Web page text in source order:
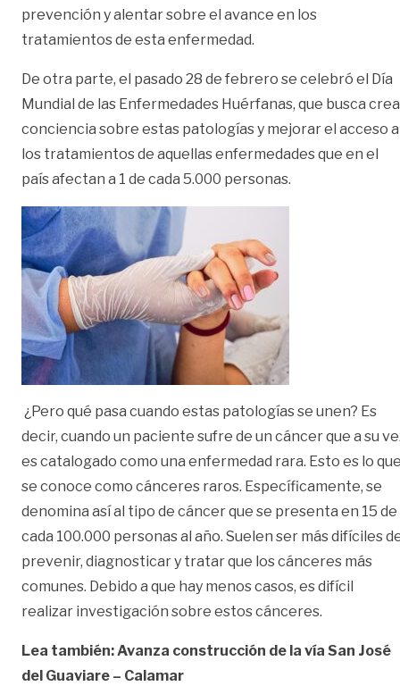
prevención y alentar sobre el avance en los
tratamientos de esta enfermedad.
De otra parte, el pasado 28 de febrero se celebró el Día
Mundial de las Enfermedades Huérfanas, que busca
conciencia sobre estas patologías y mejorar el acceso a
los tratamientos de aquellas enfermedades que en el
país afectan a 1 de cada 5.000 personas.
¿Pero qué pasa cuando estas patologías se unen? Es
decir, cuando un paciente sufre de un cáncer que a su
es catalogado como una enfermedad rara. Esto es lo
se conoce como cánceres raros. Específicamente, se
denomina así al tipo de cáncer que se presenta en 15 de
cada 100.000 personas al año. Suelen ser más difíciles
prevenir, diagnosticar y tratar que los cánceres más
comunes. Debido a que hay menos casos, es difícil
realizar investigación sobre estos cánceres.
Lea también: Avanza construcción de la vía San José
del Guaviare – Calamar